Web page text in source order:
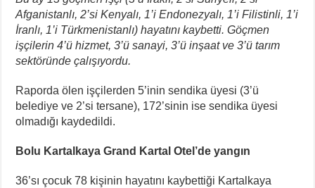
Afganistanlı, 2’si Kenyalı, 1’i Endonezyalı, 1’i Filistinli, 1’i
İranlı, 1’i Türkmenistanlı) hayatını kaybetti. Göçmen
işçilerin 4’ü hizmet, 3’ü sanayi, 3’ü inşaat ve 3’ü tarım
sektöründe çalışıyordu.
Raporda ölen işçilerden 5’inin sendika üyesi (3’ü
belediye ve 2’si tersane), 172’sinin ise sendika üyesi
olmadığı kaydedildi.
Bolu Kartalkaya Grand Kartal Otel’de yangın
36’sı çocuk 78 kişinin hayatını kaybettiği Kartalkaya